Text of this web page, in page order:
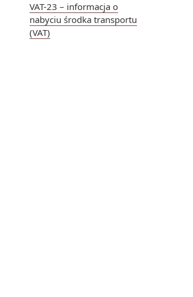
VAT-23 – informacja o
nabyciu środka transportu
(VAT)